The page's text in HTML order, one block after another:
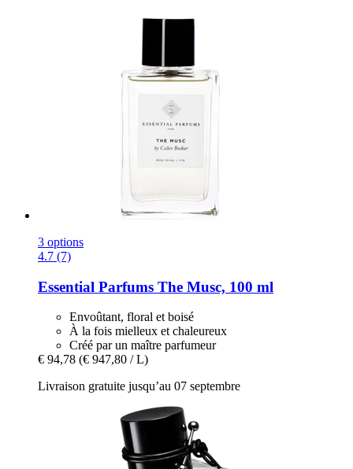
3 options
4.7 (7)
Essential Parfums The Musc, 100 ml
Envoûtant, floral et boisé
À la fois mielleux et chaleureux
Créé par un maître parfumeur
€ 94,78 (€ 947,80 / L)
Livraison gratuite jusqu’au 07 septembre